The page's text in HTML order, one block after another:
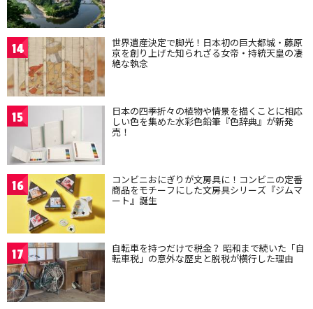
14 世界遺産決定で脚光！日本初の巨大都城・藤原
京を創り上げた知られざる女帝・持統天皇の凄
絶な執念
15 日本の四季折々の植物や情景を描くことに相応
しい色を集めた水彩色鉛筆『色辞典』が新発
売！
16 コンビニおにぎりが文房具に！コンビニの定番
商品をモチーフにした文房具シリーズ『ジムマ
ート』誕生
17 自転車を持つだけで税金？ 昭和まで続いた「自
転車税」の意外な歴史と脱税が横行した理由